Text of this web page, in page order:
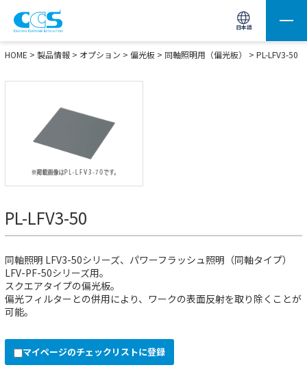
日本語
画像処理用の製品検索 サイト内検索(Enterで実行)
HOME > 製品情報 > オプション > 偏光板 > 同軸照明用（偏光板） > PL-LFV3-50
PL-LFV3-50
同軸照明 LFV3-50シリーズ、パワーフラッシュ照明（同軸タイプ）
LFV-PF-50シリーズ用。
スクエアタイプの偏光板。
偏光フィルターとの併用により、ワークの表面反射を取り除くことが
可能。
マイページのチェックリストに登録